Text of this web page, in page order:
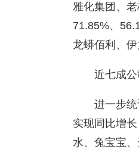
雅化集团、
71.85%、
龙蟒佰利、
近七成
进一步
实现同比增
水、兔宝宝